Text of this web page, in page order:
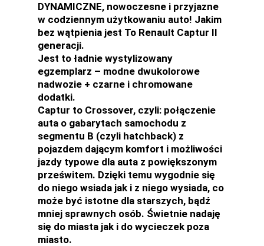
DYNAMICZNE, nowoczesne i przyjazne
w codziennym użytkowaniu auto! Jakim
bez wątpienia jest To Renault Captur II
generacji.
Jest to ładnie wystylizowany
egzemplarz – modne dwukolorowe
nadwozie + czarne i chromowane
dodatki.
Captur to Crossover, czyli: połączenie
auta o gabarytach samochodu z
segmentu B (czyli hatchback) z
pojazdem dającym komfort i możliwości
jazdy typowe dla auta z powiększonym
prześwitem. Dzięki temu wygodnie się
do niego wsiada jak i z niego wysiada, co
może być istotne dla starszych, bądź
mniej sprawnych osób. Świetnie nadaję
się do miasta jak i do wycieczek poza
miasto.